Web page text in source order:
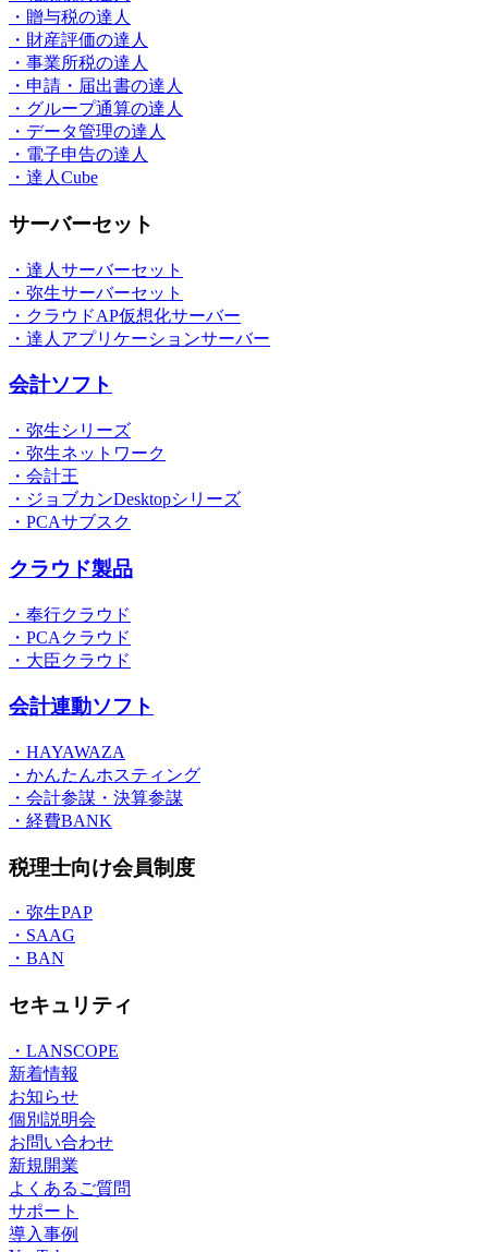
・贈与税の達人
・財産評価の達人
・事業所税の達人
・申請・届出書の達人
・グループ通算の達人
・データ管理の達人
・電子申告の達人
・達人Cube
サーバーセット
・達人サーバーセット
・弥生サーバーセット
・クラウドAP仮想化サーバー
・達人アプリケーションサーバー
会計ソフト
・弥生シリーズ
・弥生ネットワーク
・会計王
・ジョブカンDesktopシリーズ
・PCAサブスク
クラウド製品
・奉行クラウド
・PCAクラウド
・大臣クラウド
会計連動ソフト
・HAYAWAZA
・かんたんホスティング
・会計参謀・決算参謀
・経費BANK
税理士向け会員制度
・弥生PAP
・SAAG
・BAN
セキュリティ
・LANSCOPE
新着情報
お知らせ
個別説明会
お問い合わせ
新規開業
よくあるご質問
サポート
導入事例